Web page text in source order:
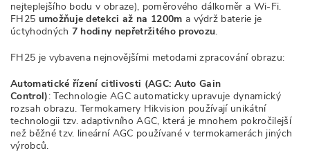
nejteplejšího bodu v obraze), poměrového dálkoměr a Wi-Fi.
FH25 umožňuje detekci až na 1200m a výdrž baterie je
úctyhodných 7 hodiny nepřetržitého provozu.
FH25 je vybavena nejnovějšími metodami zpracování obrazu:
Automatické řízení citlivosti (AGC: Auto Gain
Control): Technologie AGC automaticky upravuje dynamický
rozsah obrazu. Termokamery Hikvision používají unikátní
technologii tzv. adaptivního AGC, která je mnohem pokročilejší
než běžné tzv. lineární AGC používané v termokamerách jiných
výrobců.